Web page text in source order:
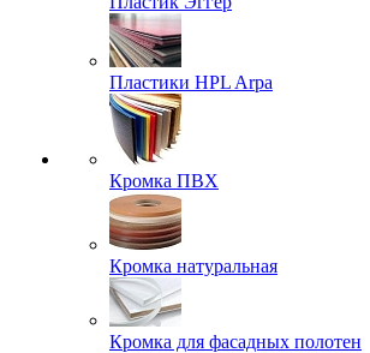
Пластики HPL Arpa
Кромка ПВХ
Кромка натуральная
Кромка для фасадных полотен